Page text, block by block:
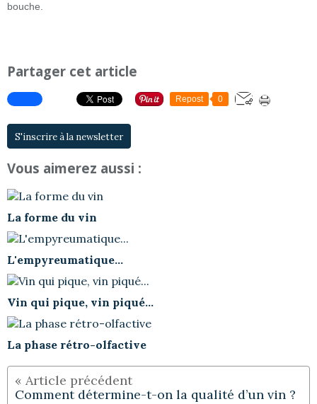
bouche.
Partager cet article
Repost 0
S'inscrire à la newsletter
Vous aimerez aussi :
La forme du vin
L'empyreumatique...
Vin qui pique, vin piqué...
La phase rétro-olfactive
Comment détermine-t-on la qualité d’un vin ?